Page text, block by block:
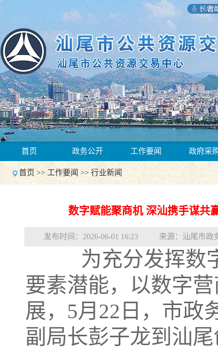
Previous
Next
1
首页 政务公开 工作要闻 政府采
首页>>工作要闻>>行业新闻
数字赋能聚商机 深汕携手谋共
发布时间：2026-06-01 16:23 来源：汕尾市政
为充分发挥数字
要素潜能，以数字
展，5月22日，市政
副局长彭子龙到汕